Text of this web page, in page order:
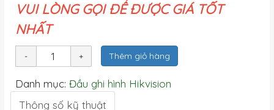
VUI LÒNG GỌI ĐỂ ĐƯỢC GIÁ TỐT
NHẤT
Thêm giỏ hàng
Danh mục: Đầu ghi hình Hikvision
Thông số kỹ thuật